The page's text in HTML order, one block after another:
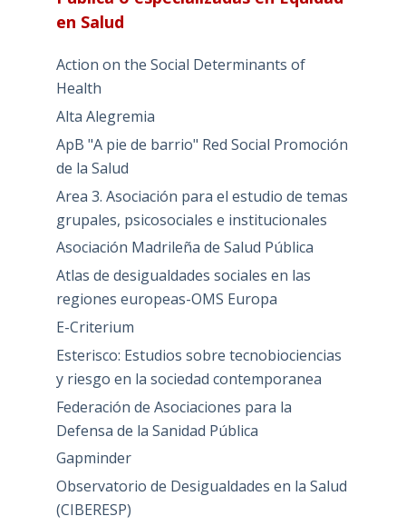
en Salud
Action on the Social Determinants of
Health
Alta Alegremia
ApB "A pie de barrio" Red Social Promoción
de la Salud
Area 3. Asociación para el estudio de temas
grupales, psicosociales e institucionales
Asociación Madrileña de Salud Pública
Atlas de desigualdades sociales en las
regiones europeas-OMS Europa
E-Criterium
Esterisco: Estudios sobre tecnobiociencias
y riesgo en la sociedad contemporanea
Federación de Asociaciones para la
Defensa de la Sanidad Pública
Gapminder
Observatorio de Desigualdades en la Salud
(CIBERESP)